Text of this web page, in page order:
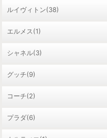
ルイヴィトン(38)
エルメス(1)
シャネル(3)
グッチ(9)
コーチ(2)
プラダ(6)